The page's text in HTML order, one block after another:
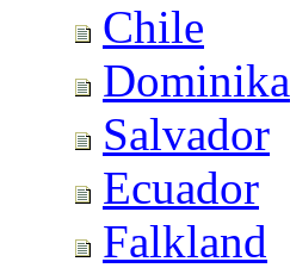
Chile
Dominika
Salvador
Ecuador
Falkland